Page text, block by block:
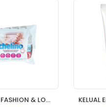
CHELINO FASHION & LOVE TOALLITAS INFANTILES 20 TOALLITAS